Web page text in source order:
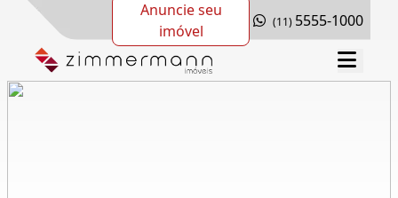
Anuncie seu
imóvel
(11) 5555-1000